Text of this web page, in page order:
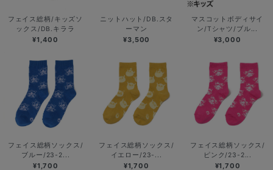
フェイス総柄/キッズソ
ックス/DB.キララ
¥1,400
ニットハット/DB.スタ
ーマン
¥3,500
マスコットボディサイ
ン/Tシャツ/ブル...
¥3,000
フェイス総柄ソックス/
ブルー/23-2...
¥1,700
フェイス総柄ソックス/
イエロー/23-...
¥1,700
フェイス総柄ソックス/
ピンク/23-2...
¥1,700